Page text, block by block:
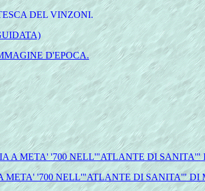
DEL VINZONI.
D'EPOCA.
A META' '700 NELL'"ATLANTE DI
'700 NELL'"ATLANTE DI SANITA'" DI